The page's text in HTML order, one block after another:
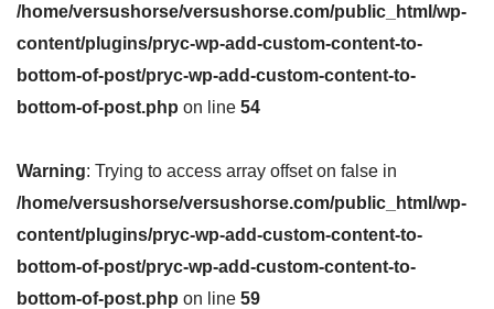
/home/versushorse/versushorse.com/public_html/wp-
content/plugins/pryc-wp-add-custom-content-to-
bottom-of-post/pryc-wp-add-custom-content-to-
bottom-of-post.php on line 54
Warning: Trying to access array offset on false in
/home/versushorse/versushorse.com/public_html/wp-
content/plugins/pryc-wp-add-custom-content-to-
bottom-of-post/pryc-wp-add-custom-content-to-
bottom-of-post.php on line 59